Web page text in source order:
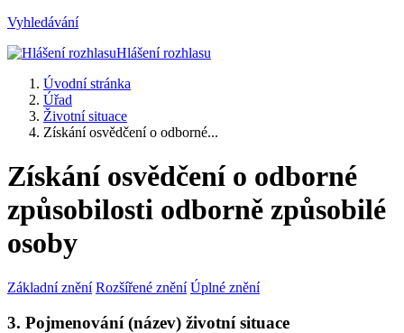
Vyhledávání
Hlášení rozhlasu
Úvodní stránka
Úřad
Životní situace
Získání osvědčení o odborné...
Získání osvědčení o odborné
způsobilosti odborně způsobilé
osoby
Základní znění Rozšířené znění Úplné znění
3. Pojmenování (název) životní situace